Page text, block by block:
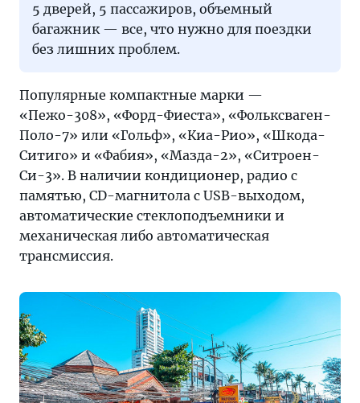
5 дверей, 5 пассажиров, объемный
багажник — все, что нужно для поездки
без лишних проблем.
Популярные компактные марки —
«Пежо-308», «Форд-Фиеста», «Фольксваген-
Поло-7» или «Гольф», «Киа-Рио», «Шкода-
Ситиго» и «Фабия», «Мазда-2», «Ситроен-
Си-3». В наличии кондиционер, радио с
памятью, CD-магнитола с USB-выходом,
автоматические стеклоподъемники и
механическая либо автоматическая
трансмиссия.